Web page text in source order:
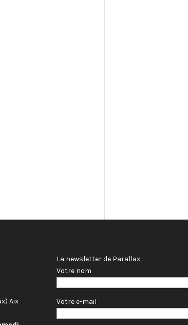
Aix
La newsletter de Parallax
Votre nom
Votre e-mail